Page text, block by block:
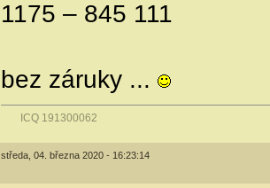
1175 – 845 111
bez záruky ...
ICQ 191300062
středa, 04. března 2020 - 16:23:14